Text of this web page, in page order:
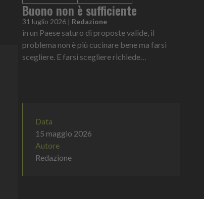
Buono non è sufficiente
31 luglio 2026 | Redazione
in un Paese saturo di proposte valide, il
problema non è più cucinare bene ma farsi
scegliere. E farsi scegliere richiede
Data
15 maggio 2026
Autore
Redazione